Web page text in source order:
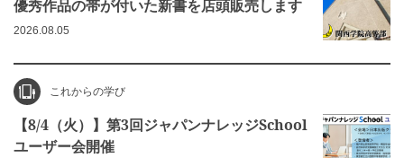
優秀作品の帯が付いた新書を店頭販売します
2026.08.05
これからの学び
【8/4（火）】第3回ジャパンナレッジSchool
ユーザー会開催